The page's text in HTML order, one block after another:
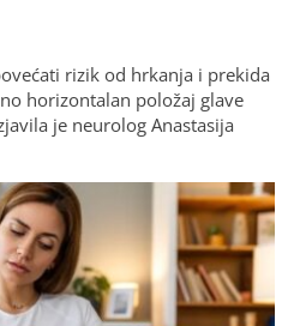
rizik od hrkanja i prekida
horizontalan položaj glave
je neurolog Anastasija